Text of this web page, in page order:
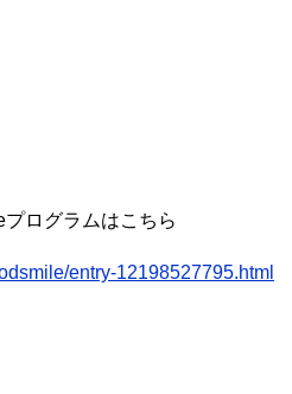
ログラムはこちら
entry-12198527795.html